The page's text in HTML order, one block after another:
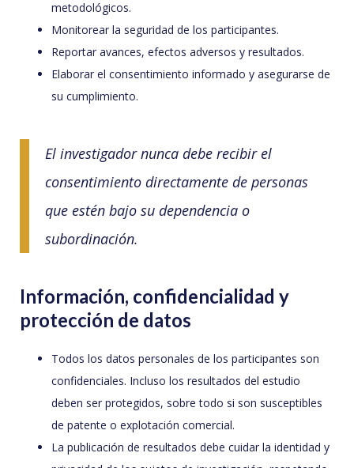
metodológicos.
Monitorear la seguridad de los participantes.
Reportar avances, efectos adversos y resultados.
Elaborar el consentimiento informado y asegurarse de
su cumplimiento.
El investigador nunca debe recibir el
consentimiento directamente de personas
que estén bajo su dependencia o
subordinación.
Información, confidencialidad y
protección de datos
Todos los datos personales de los participantes son
confidenciales. Incluso los resultados del estudio
deben ser protegidos, sobre todo si son susceptibles
de patente o explotación comercial.
La publicación de resultados debe cuidar la identidad y